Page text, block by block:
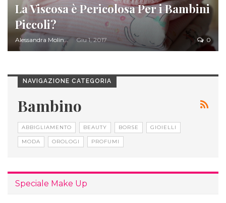
La Viscosa è Pericolosa Per i Bambini
Piccoli?
Alessandra Molinari Giu 1, 2017 0
NAVIGAZIONE CATEGORIA
Bambino
ABBIGLIAMENTO BEAUTY BORSE GIOIELLI
MODA OROLOGI PROFUMI
Speciale Make Up